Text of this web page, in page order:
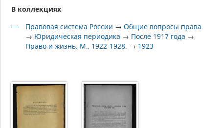
В коллекциях
Правовая система России →Общие вопросы права
→ Юридическая периодика → После 1917 года →
Право и жизнь. М., 1922-1928. → 1923